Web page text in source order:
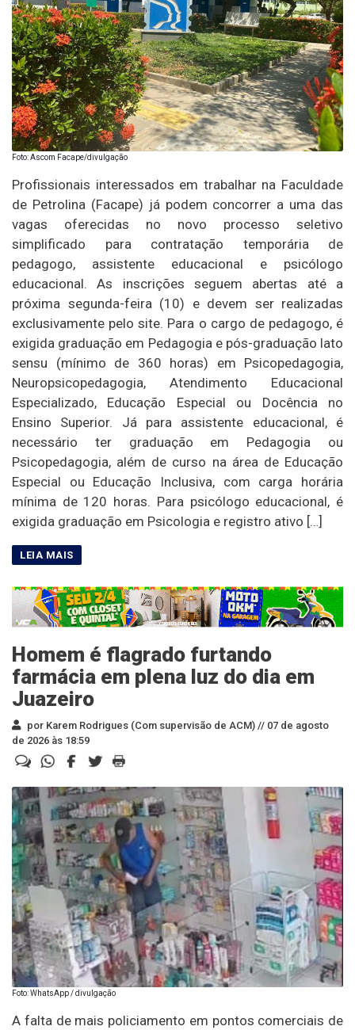
Foto: Ascom Facape/divulgação
Profissionais interessados em trabalhar na Faculdade
de Petrolina (Facape) já podem concorrer a uma das
vagas oferecidas no novo processo seletivo
simplificado para contratação temporária de
pedagogo, assistente educacional e psicólogo
educacional. As inscrições seguem abertas até a
próxima segunda-feira (10) e devem ser realizadas
exclusivamente pelo site. Para o cargo de pedagogo, é
exigida graduação em Pedagogia e pós-graduação lato
sensu (mínimo de 360 horas) em Psicopedagogia,
Neuropsicopedagogia, Atendimento Educacional
Especializado, Educação Especial ou Docência no
Ensino Superior. Já para assistente educacional, é
necessário ter graduação em Pedagogia ou
Psicopedagogia, além de curso na área de Educação
Especial ou Educação Inclusiva, com carga horária
mínima de 120 horas. Para psicólogo educacional, é
exigida graduação em Psicologia e registro ativo […]
Homem é flagrado furtando
farmácia em plena luz do dia em
Juazeiro
por Karem Rodrigues (Com supervisão de ACM) // 07 de agosto
de 2026 às 18:59
Foto: WhatsApp / divulgação
A falta de mais policiamento em pontos comerciais de